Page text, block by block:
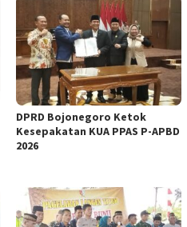
DPRD Bojonegoro Ketok
Kesepakatan KUA PPAS P-APBD
2026